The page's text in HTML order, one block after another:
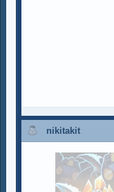
nikitakit